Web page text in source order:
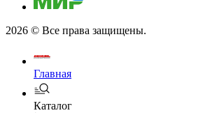
2026 © Все права защищены.
Главная
Каталог